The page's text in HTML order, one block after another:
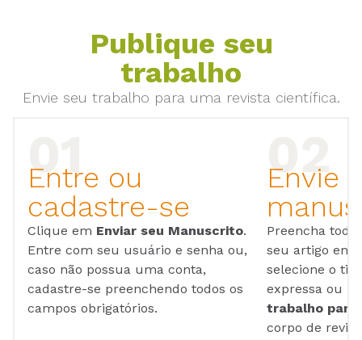
Publique seu
trabalho
Envie seu trabalho para uma revista científica.
Entre ou
cadastre-se
Clique em Enviar seu Manuscrito.
Entre com seu usuário e senha ou,
caso não possua uma conta,
cadastre-se preenchendo todos os
campos obrigatórios.
Envie
Preencha
seu artigo em
selecione o
expressa ou
trabalho para
corpo de